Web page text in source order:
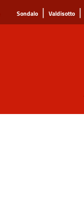
Sondalo | Valdisotto |